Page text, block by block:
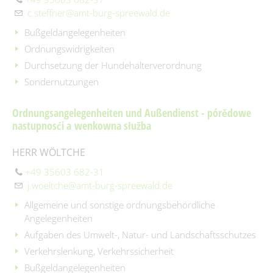
Geoportal
Schiedsstelle
Fundbüro
Fundtiere
Formularservice
Grund- und Oberschule Mina Witkojc" Burg (Spreewald)/Bórkowy
Slawischer Siedlunsgausschnitt "Stary lud" in Dissen / Dešno
Spreewaldbibliothek
Kirchen
Spielplätze
Spenden & Sponsoring
c.steffner@amt-burg-spreewald.de
Bußgeldangelegenheiten
Ordnungswidrigkeiten
Durchsetzung der Hundehalterverordnung
Sondernutzungen
Ordnungsangelegenheiten und Außendienst - pórědowe
nastupnosći a wenkowna słužba
HERR WÖLTCHE
+49 35603 682-31
j.woeltche@amt-burg-spreewald.de
Allgemeine und sonstige ordnungsbehördliche
Angelegenheiten
Aufgaben des Umwelt-, Natur- und Landschaftsschutzes
Verkehrslenkung, Verkehrssicherheit
Bußgeldangelegenheiten